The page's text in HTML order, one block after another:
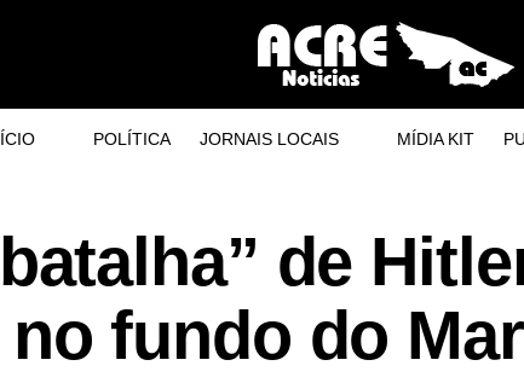
POLÍTICA JORNAIS LOCAIS MÍDIA KIT
de
fundo do